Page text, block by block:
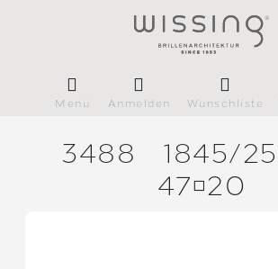
Menü Anmelden Wunschliste
3488 1845/
4720